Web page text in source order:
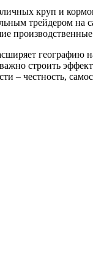
круп и
трейдером на
строить
честность,